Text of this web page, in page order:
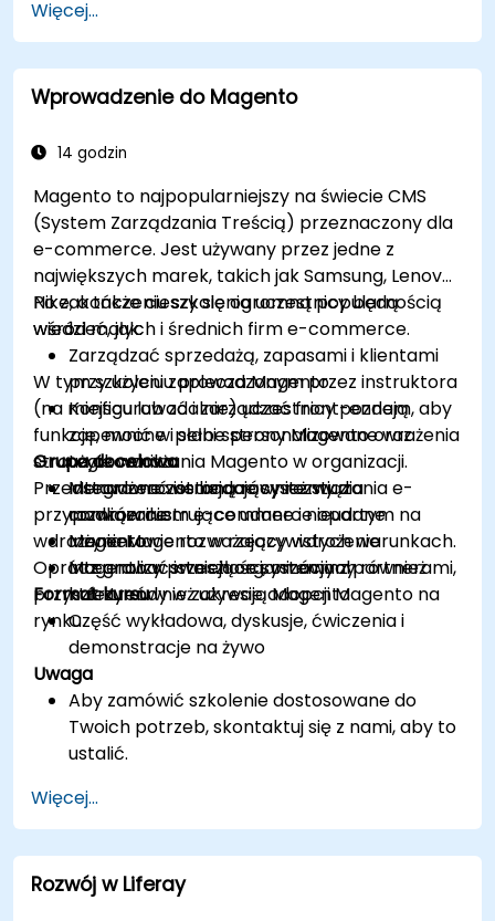
Więcej...
Wprowadzenie do Magento
14 godzin
Magento to najpopularniejszy na świecie CMS
(System Zarządzania Treścią) przeznaczony dla
e-commerce. Jest używany przez jedne z
największych marek, takich jak Samsung, Lenovo i
Nike, a także cieszy się ogromną popularnością
wśród małych i średnich firm e-commerce.
W tym szkoleniu prowadzonym przez instruktora
(na miejscu lub zdalnie) uczestnicy poznają
funkcje, mocne i słabe strony Magento oraz
strategie wdrażania Magento w organizacji.
Przedstawione zostaną również studia
przypadków ilustrujące udane i nieudane
wdrożenia Magento w rzeczywistych warunkach.
Oprócz analizy przeszłości, omówimy również
przyszłe trendy w zakresie adopcji Magento na
rynku.
Po zakończeniu szkolenia uczestnicy będą
wiedzieć, jak:
Zarządzać sprzedażą, zapasami i klientami
przy użyciu zaplecza Magento
Konfigurować i zarządzać front-endem, aby
zapewnić w pełni spersonalizowane wrażenia
użytkownika
Integrować istniejące systemy z
rozwiązaniem e-commerce opartym na
Magento
Integrować istniejące systemy z partnerami,
którzy również używają Magento
Grupa docelowa
Menadżerowie badający rozwiązania e-
commerce
Inżynierowie rozważający wdrożenie
Magento w swoich organizacjach
Format kursu
Część wykładowa, dyskusje, ćwiczenia i
demonstracje na żywo
Uwaga
Aby zamówić szkolenie dostosowane do
Twoich potrzeb, skontaktuj się z nami, aby to
ustalić.
Więcej...
Rozwój w Liferay